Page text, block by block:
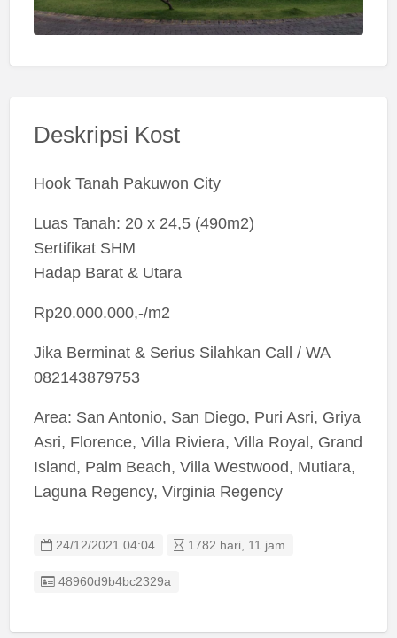
Deskripsi Kost
Hook Tanah Pakuwon City
Luas Tanah: 20 x 24,5 (490m2)
Sertifikat SHM
Hadap Barat & Utara
Rp20.000.000,-/m2
Jika Berminat & Serius Silahkan Call / WA
082143879753
Area: San Antonio, San Diego, Puri Asri, Griya
Asri, Florence, Villa Riviera, Villa Royal, Grand
Island, Palm Beach, Villa Westwood, Mutiara,
Laguna Regency, Virginia Regency
24/12/2021 04:04 1782 hari, 11 jam
Listing ID
48960d9b4bc2329a